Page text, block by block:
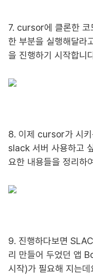
7. cursor에 클론한 코
한 부분을 실행해달라
을 진행하기 시작합니
8. 이제 cursor가 시키
slack 서버 사용하고
요한 내용들을 정리하
9. 진행하다보면
리 만들어 두었던 앱
시작)가 필요해 지는